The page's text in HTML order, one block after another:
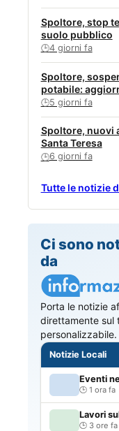
Spoltore, stop
suolo pubblico
🕒4 giorni fa
Spoltore,
potabile:
🕒5 giorni fa
Spoltore, nuovi
Santa Teresa
🕒6 giorni fa
Tutte le notizie
Ci sono
da
Porta le notizie
direttamente sul
personalizzabile.
Notizie Locali
Eventi
1 ora fa
Lavori
3 ore fa